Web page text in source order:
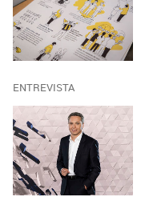
ENTREVISTA